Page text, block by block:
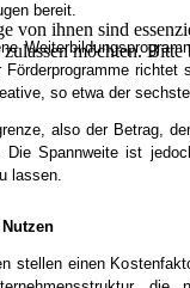
bereit.
Förderprogramme
so etwa der
also der Betrag,
Die Spannweite ist
lassen.
stellen einen
von ihnen sind
möchten.